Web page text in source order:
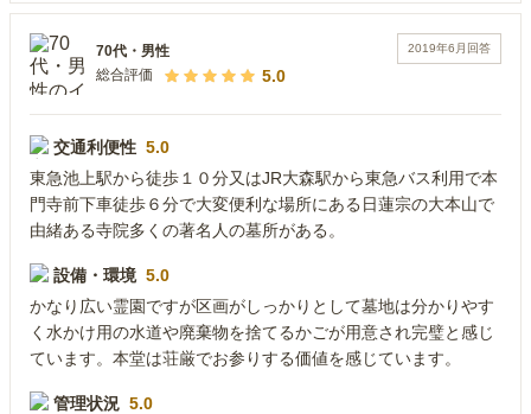
2019年6月 回答
70代 ・ 男性
総合評価
5.0
交通利便性 5.0
東急池上駅から徒歩１０分又はJR大森駅から東急バス利用で本
門寺前下車徒歩６分で大変便利な場所にある日蓮宗の大本山で
由緒ある寺院多くの著名人の墓所がある。
設備・環境 5.0
かなり広い霊園ですが区画がしっかりとして墓地は分かりやす
く水かけ用の水道や廃棄物を捨てるかごが用意され完璧と感じ
ています。本堂は荘厳でお参りする価値を感じています。
管理状況 5.0